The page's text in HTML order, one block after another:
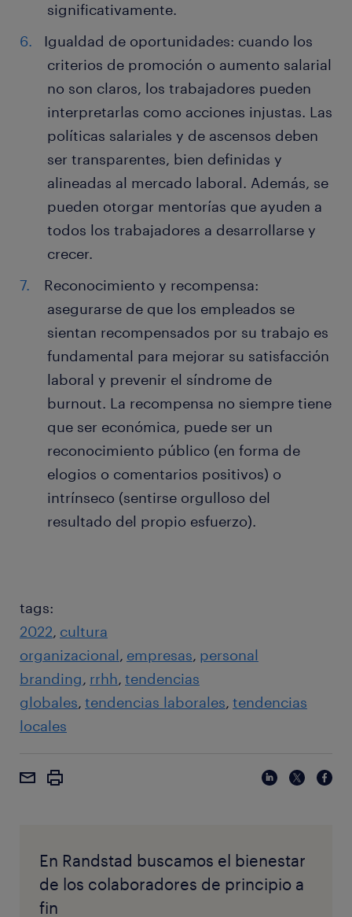
significativamente.
Igualdad de oportunidades: cuando los
criterios de promoción o aumento salarial
no son claros, los trabajadores pueden
interpretarlas como acciones injustas. Las
políticas salariales y de ascensos deben
ser transparentes, bien definidas y
alineadas al mercado laboral. Además, se
pueden otorgar mentorías que ayuden a
todos los trabajadores a desarrollarse y
crecer.
Reconocimiento y recompensa:
asegurarse de que los empleados se
sientan recompensados por su trabajo es
fundamental para mejorar su satisfacción
laboral y prevenir el síndrome de
burnout. La recompensa no siempre tiene
que ser económica, puede ser un
reconocimiento público (en forma de
elogios o comentarios positivos) o
intrínseco (sentirse orgulloso del
resultado del propio esfuerzo).
tags:
2022 cultura
organizacional empresas personal
branding rrhh tendencias
globales tendencias laborales tendencias
locales
En Randstad buscamos el bienestar
de los colaboradores de principio a
fin